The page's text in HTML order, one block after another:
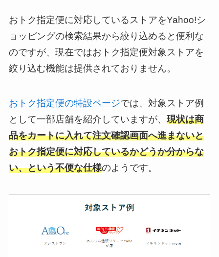
おトク指定便に対応しているストアをYahoo!シ
ョッピングの検索結果から絞り込めると便利な
のですが、現在ではおトク指定便対象ストアを
絞り込む機能は提供されておりません。
おトク指定便の特設ページでは、対象ストア例
として一部店舗を紹介していますが、 現状は商
品をカートに入れて注文確認画面へ進まないと
おトク指定便に対応しているかどうか分からな
い、という不便な仕様のようです。